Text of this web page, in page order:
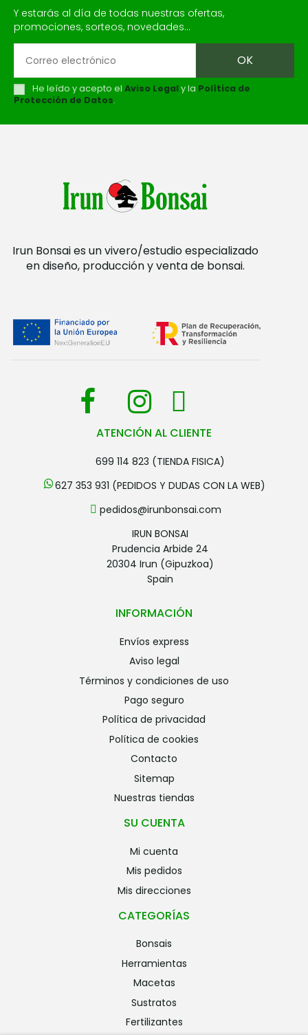
Y estarás al día de todas nuestras ofertas,
promociones, sorteos, novedades...
He leído y acepto el Aviso Legaly la Política de
Protección de Datos.
Irun Bonsai es un vivero/estudio especializado
en diseño, producción y venta de bonsai.
ATENCIÓN AL CLIENTE
699 114 823 (TIENDA FISICA)
627 353 931 (PEDIDOS Y DUDAS CON LA WEB)
pedidos@irunbonsai.com
IRUN BONSAI
Prudencia Arbide 24
20304 Irun (Gipuzkoa)
Spain
INFORMACIÓN
envíos express
aviso legal
términos y condiciones de uso
pago seguro
política de privacidad
política de cookies
contacto
sitemap
nuestras tiendas
SU CUENTA
mi cuenta
mis pedidos
mis direcciones
CATEGORÍAS
bonsais
herramientas
macetas
sustratos
fertilizantes